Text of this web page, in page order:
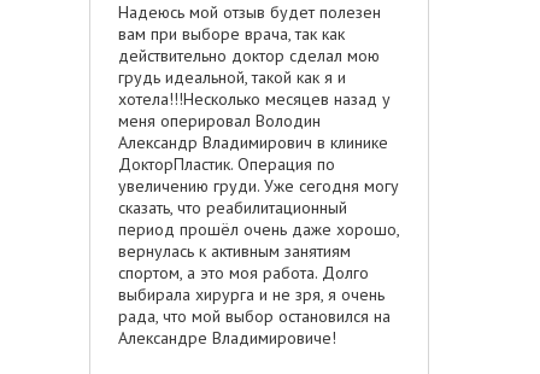
Надеюсь мой отзыв будет полезен
вам при выборе врача, так как
действительно доктор сделал мою
грудь идеальной, такой как я и
хотела!!!Несколько месяцев назад у
меня оперировал Володин
Александр Владимирович в клинике
ДокторПластик. Операция по
увеличению груди. Уже сегодня могу
сказать, что реабилитационный
период прошёл очень даже хорошо,
вернулась к активным занятиям
спортом, а это моя работа. Долго
выбирала хирурга и не зря, я очень
рада, что мой выбор остановился на
Александре Владимировиче!